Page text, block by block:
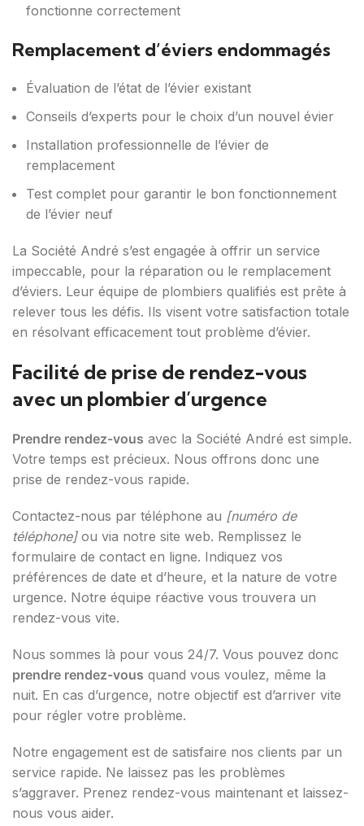
fonctionne correctement
Remplacement d’éviers endommagés
Évaluation de l’état de l’évier existant
Conseils d’experts pour le choix d’un nouvel évier
Installation professionnelle de l’évier de
remplacement
Test complet pour garantir le bon fonctionnement
de l’évier neuf
La Société André s’est engagée à offrir un service
impeccable, pour la réparation ou le remplacement
d’éviers. Leur équipe de plombiers qualifiés est prête à
relever tous les défis. Ils visent votre satisfaction totale
en résolvant efficacement tout problème d’évier.
Facilité de prise de rendez-vous
avec un plombier d’urgence
Prendre rendez-vous avec la Société André est simple.
Votre temps est précieux. Nous offrons donc une
prise de rendez-vous rapide.
Contactez-nous par téléphone au [numéro de
téléphone]ou via notre site web. Remplissez le
formulaire de contact en ligne. Indiquez vos
préférences de date et d’heure, et la nature de votre
urgence. Notre équipe réactive vous trouvera un
rendez-vous vite.
Nous sommes là pour vous 24/7. Vous pouvez donc
prendre rendez-vous quand vous voulez, même la
nuit. En cas d’urgence, notre objectif est d’arriver vite
pour régler votre problème.
Notre engagement est de satisfaire nos clients par un
service rapide. Ne laissez pas les problèmes
s’aggraver. Prenez rendez-vous maintenant et laissez-
nous vous aider.